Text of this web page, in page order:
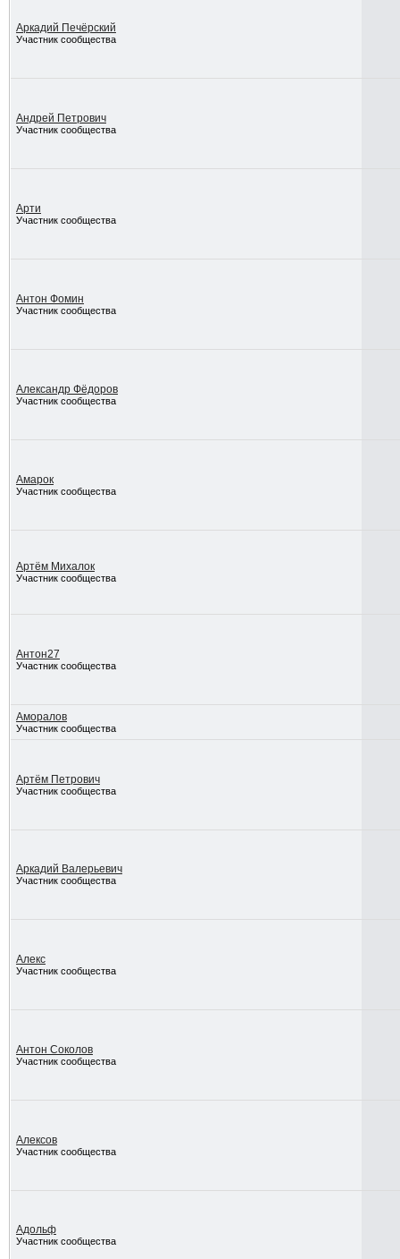
Аркадий Печёрский
Участник сообщества
Андрей Петрович
Участник сообщества
Арти
Участник сообщества
Антон Фомин
Участник сообщества
Александр Фёдоров
Участник сообщества
Амарок
Участник сообщества
Артём Михалок
Участник сообщества
Антон27
Участник сообщества
Аморалов
Участник сообщества
Артём Петрович
Участник сообщества
Аркадий Валерьевич
Участник сообщества
Алекс
Участник сообщества
Антон Соколов
Участник сообщества
Алексов
Участник сообщества
Адольф
Участник сообщества